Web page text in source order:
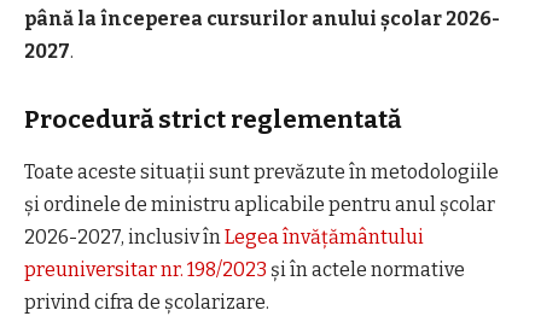
până la începerea cursurilor anului școlar 2026-
2027.
Procedură strict reglementată
Toate aceste situații sunt prevăzute în metodologiile
și ordinele de ministru aplicabile pentru anul școlar
2026-2027, inclusiv înLegea învățământului
preuniversitar nr. 198/2023 și în actele normative
privind cifra de școlarizare.